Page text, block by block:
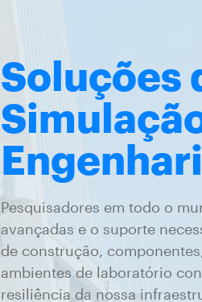
Soluções
Pesquisadores em todo o
avançadas e o suporte
de construção,
ambientes de laboratório
resiliência da nossa